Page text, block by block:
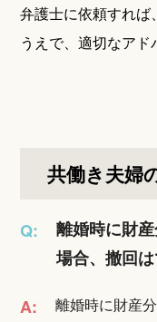
弁護士に依頼すれば
うえで、適切なアド
共働き夫婦
Q:
離婚時に財
場合、撤回
A:
離婚時に財産